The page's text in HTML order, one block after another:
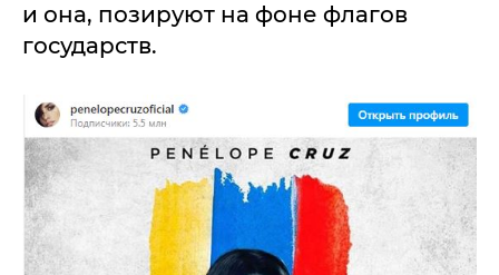
и она, позируют на фоне флагов
государств.